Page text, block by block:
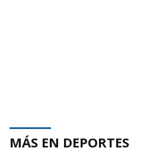
MÁS EN DEPORTES